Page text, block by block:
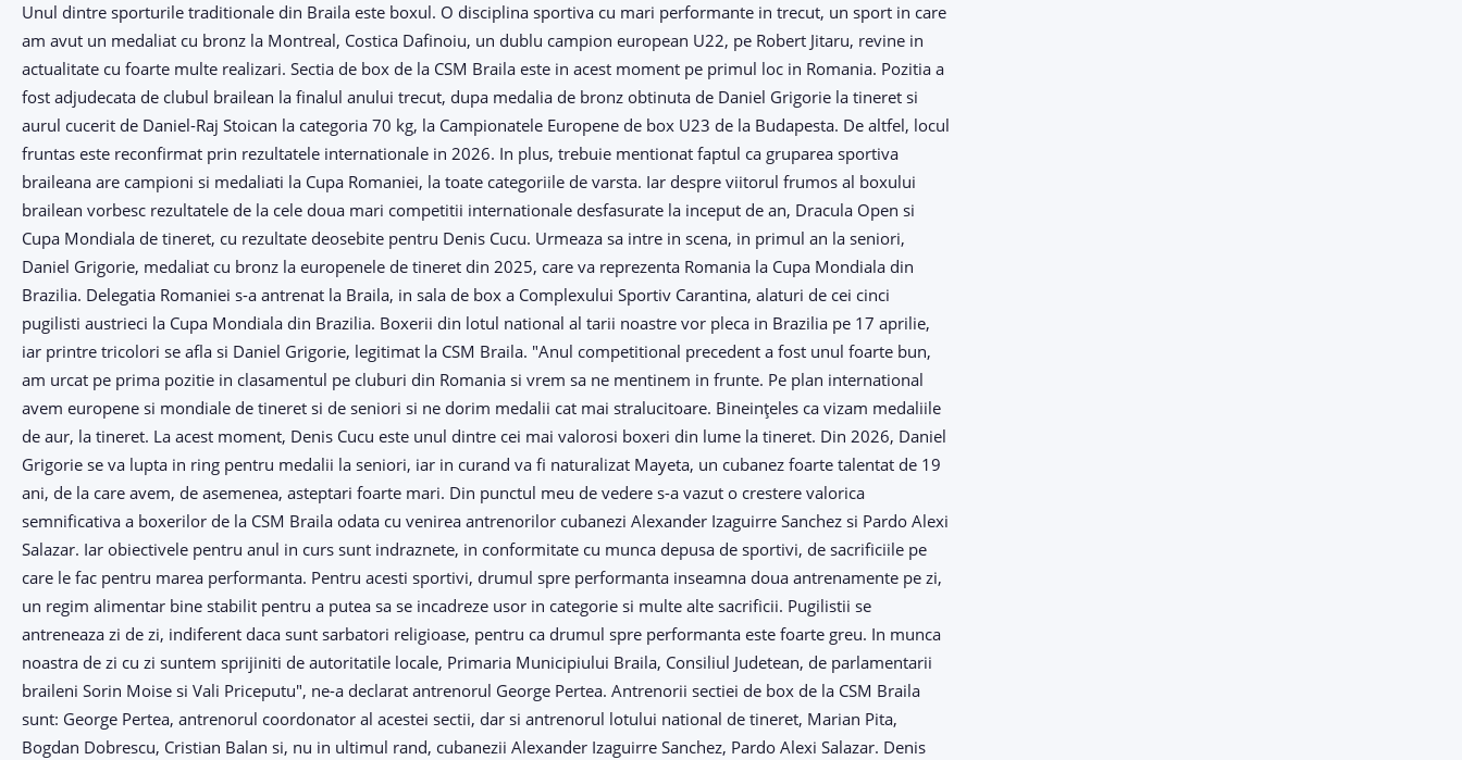
Unul dintre sporturile traditionale din Braila este boxul. O disciplina sportiva cu mari performante in trecut, un sport in care
am avut un medaliat cu bronz la Montreal, Costica Dafinoiu, un dublu campion european U22, pe Robert Jitaru, revine in
actualitate cu foarte multe realizari. Sectia de box de la CSM Braila este in acest moment pe primul loc in Romania. Pozitia a
fost adjudecata de clubul brailean la finalul anului trecut, dupa medalia de bronz obtinuta de Daniel Grigorie la tineret si
aurul cucerit de Daniel-Raj Stoican la categoria 70 kg, la Campionatele Europene de box U23 de la Budapesta. De altfel, locul
fruntas este reconfirmat prin rezultatele internationale in 2026. In plus, trebuie mentionat faptul ca gruparea sportiva
braileana are campioni si medaliati la Cupa Romaniei, la toate categoriile de varsta. Iar despre viitorul frumos al boxului
brailean vorbesc rezultatele de la cele doua mari competitii internationale desfasurate la inceput de an, Dracula Open si
Cupa Mondiala de tineret, cu rezultate deosebite pentru Denis Cucu. Urmeaza sa intre in scena, in primul an la seniori,
Daniel Grigorie, medaliat cu bronz la europenele de tineret din 2025, care va reprezenta Romania la Cupa Mondiala din
Brazilia. Delegatia Romaniei s-a antrenat la Braila, in sala de box a Complexului Sportiv Carantina, alaturi de cei cinci
pugilisti austrieci la Cupa Mondiala din Brazilia. Boxerii din lotul national al tarii noastre vor pleca in Brazilia pe 17 aprilie,
iar printre tricolori se afla si Daniel Grigorie, legitimat la CSM Braila. "Anul competitional precedent a fost unul foarte bun,
am urcat pe prima pozitie in clasamentul pe cluburi din Romania si vrem sa ne mentinem in frunte. Pe plan international
avem europene si mondiale de tineret si de seniori si ne dorim medalii cat mai stralucitoare. Bineințeles ca vizam medaliile
de aur, la tineret. La acest moment, Denis Cucu este unul dintre cei mai valorosi boxeri din lume la tineret. Din 2026, Daniel
Grigorie se va lupta in ring pentru medalii la seniori, iar in curand va fi naturalizat Mayeta, un cubanez foarte talentat de 19
ani, de la care avem, de asemenea, asteptari foarte mari. Din punctul meu de vedere s-a vazut o crestere valorica
semnificativa a boxerilor de la CSM Braila odata cu venirea antrenorilor cubanezi Alexander Izaguirre Sanchez si Pardo Alexi
Salazar. Iar obiectivele pentru anul in curs sunt indraznete, in conformitate cu munca depusa de sportivi, de sacrificiile pe
care le fac pentru marea performanta. Pentru acesti sportivi, drumul spre performanta inseamna doua antrenamente pe zi,
un regim alimentar bine stabilit pentru a putea sa se incadreze usor in categorie si multe alte sacrificii. Pugilistii se
antreneaza zi de zi, indiferent daca sunt sarbatori religioase, pentru ca drumul spre performanta este foarte greu. In munca
noastra de zi cu zi suntem sprijiniti de autoritatile locale, Primaria Municipiului Braila, Consiliul Judetean, de parlamentarii
braileni Sorin Moise si Vali Priceputu", ne-a declarat antrenorul George Pertea. Antrenorii sectiei de box de la CSM Braila
sunt: George Pertea, antrenorul coordonator al acestei sectii, dar si antrenorul lotului national de tineret, Marian Pita,
Bogdan Dobrescu, Cristian Balan si, nu in ultimul rand, cubanezii Alexander Izaguirre Sanchez, Pardo Alexi Salazar. Denis